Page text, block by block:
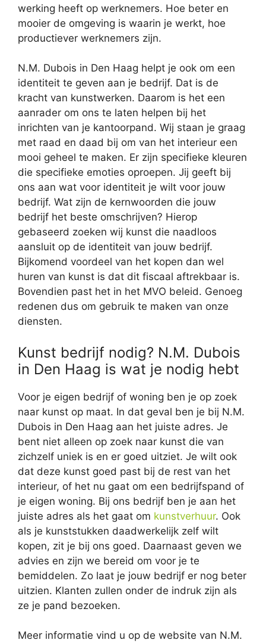
werking heeft op werknemers. Hoe beter en
mooier de omgeving is waarin je werkt, hoe
productiever werknemers zijn.
N.M. Dubois in Den Haag helpt je ook om een
identiteit te geven aan je bedrijf. Dat is de
kracht van kunstwerken. Daarom is het een
aanrader om ons te laten helpen bij het
inrichten van je kantoorpand. Wij staan je graag
met raad en daad bij om van het interieur een
mooi geheel te maken. Er zijn specifieke kleuren
die specifieke emoties oproepen. Jij geeft bij
ons aan wat voor identiteit je wilt voor jouw
bedrijf. Wat zijn de kernwoorden die jouw
bedrijf het beste omschrijven? Hierop
gebaseerd zoeken wij kunst die naadloos
aansluit op de identiteit van jouw bedrijf.
Bijkomend voordeel van het kopen dan wel
huren van kunst is dat dit fiscaal aftrekbaar is.
Bovendien past het in het MVO beleid. Genoeg
redenen dus om gebruik te maken van onze
diensten.
Kunst bedrijf nodig? N.M. Dubois
in Den Haag is wat je nodig hebt
Voor je eigen bedrijf of woning ben je op zoek
naar kunst op maat. In dat geval ben je bij N.M.
Dubois in Den Haag aan het juiste adres. Je
bent niet alleen op zoek naar kunst die van
zichzelf uniek is en er goed uitziet. Je wilt ook
dat deze kunst goed past bij de rest van het
interieur, of het nu gaat om een bedrijfspand of
je eigen woning. Bij ons bedrijf ben je aan het
juiste adres als het gaat om kunstverhuur. Ook
als je kunststukken daadwerkelijk zelf wilt
kopen, zit je bij ons goed. Daarnaast geven we
advies en zijn we bereid om voor je te
bemiddelen. Zo laat je jouw bedrijf er nog beter
uitzien. Klanten zullen onder de indruk zijn als
ze je pand bezoeken.
Meer informatie vind u op de website van N.M.